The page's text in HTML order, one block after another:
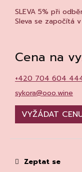
SLEVA 5% při
Sleva se započítá
Cena na
+420 704 604
sykora@ooo.wine
VYŽÁDAT
Zeptat se
D
o
u
e